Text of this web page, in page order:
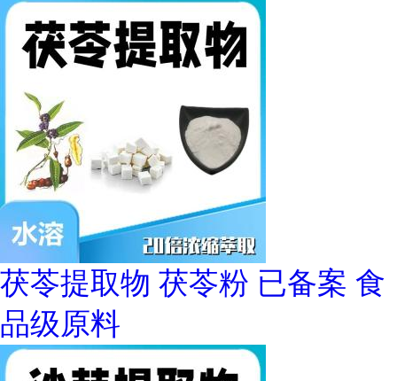
茯苓提取物 茯苓粉 已备案 食
品级原料